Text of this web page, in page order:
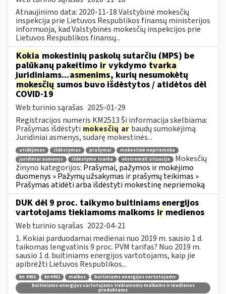
Atnaujinimo data: 2020-11-18 Valstybinė mokesčių
inspekcija prie Lietuvos Respublikos finansų ministerijos
informuoja, kad Valstybinės mokesčių inspekcijos prie
Lietuvos Respublikos finansų...
Kokia mokestinių paskolų sutarčių (MPS) be
palūkanų pakeitimo ir vykdymo tvarka
juridiniams...asmenims, kurių nesumokėtų
mokesčių sumos buvo išdėstytos / atidėtos dėl
COVID-19
Web turinio sąrašas 2025-01-29
Registracijos numeris KM2513 Ši informacija skelbiama:
Prašymas išdėstyti mokesčių ar baudų sumokėjimą
Juridiniai asmenys, sudarę mokestinės...
atidėjimas išdėstymas prašymai
mokestinė nepriemoka
juridiniai asmenys
išdėstymo tvarka ekstremali situacija
Mokesčių
žinyno kategorijos: Prašymai, pažymos ir mokėjimo
duomenys » Pažymų užsakymas ir prašymų teikimas »
Prašymas atidėti arba išdėstyti mokestinę nepriemoką
DUK dėl 9 proc. taikymo buitiniams energijos
vartotojams tiekiamoms malkoms ir medienos
Web turinio sąrašas 2022-04-21
1. Kokiai parduodamai medienai nuo 2019 m. sausio 1 d.
taikomas lengvatinis 9 proc. PVM tarifas? Nuo 2019 m.
sausio 1 d. buitiniams energijos vartotojams, kaip jie
apibrėžti Lietuvos Respublikos...
kn 4401 kn4401 malkos
buitiniams energijos vartotojams
buitiniams energijos vartotojams tiekiamoms malkoms ir medienos
produktams